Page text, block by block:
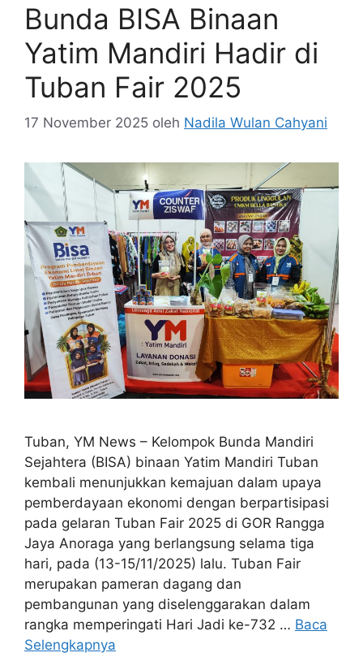
Bunda BISA Binaan
Yatim Mandiri Hadir di
Tuban Fair 2025
17 November 2025 oleh Nadila Wulan Cahyani
Tuban, YM News – Kelompok Bunda Mandiri
Sejahtera (BISA) binaan Yatim Mandiri Tuban
kembali menunjukkan kemajuan dalam upaya
pemberdayaan ekonomi dengan berpartisipasi
pada gelaran Tuban Fair 2025 di GOR Rangga
Jaya Anoraga yang berlangsung selama tiga
hari, pada (13-15/11/2025) lalu. Tuban Fair
merupakan pameran dagang dan
pembangunan yang diselenggarakan dalam
rangka memperingati Hari Jadi ke-732 … Baca
Selengkapnya